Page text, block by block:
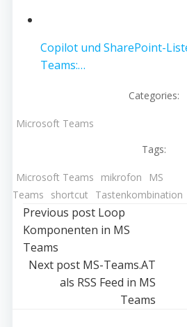
Copilot und SharePoint-
Teams:…
Categories:
Microsoft Teams
Tags:
Microsoft Teams mikrofon
MS
Teams
shortcut Tastenkombination
Post
navigation
Previous post Loop
Komponenten in MS
Teams
Post
navigation
Next post MS-Teams.AT
als RSS Feed in MS
Teams